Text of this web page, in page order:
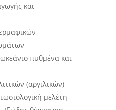
και
–
πυθμένα και
(αργιλικών)
μελέτη